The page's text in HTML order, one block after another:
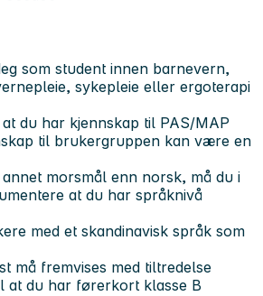
som student innen barnevern,
sykepleie eller ergoterapi
du har kjennskap til PAS/MAP
til brukergruppen kan være en
morsmål enn norsk, må du i
at du har språknivå
med et skandinavisk språk som
må fremvises med tiltredelse
at du har førerkort klasse B